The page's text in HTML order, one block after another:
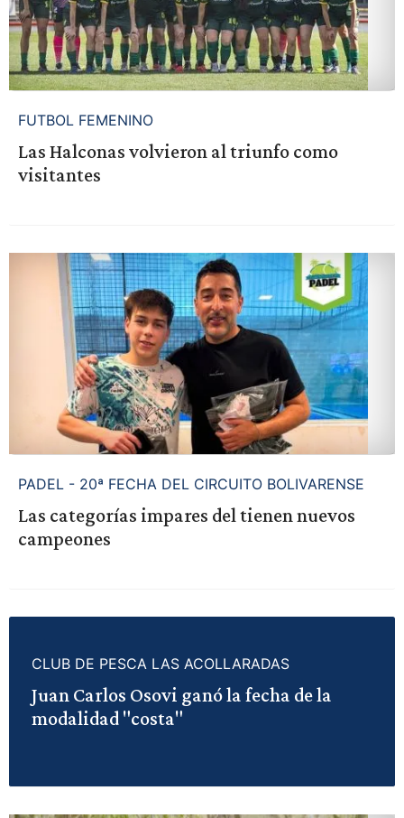
FUTBOL FEMENINO
Las Halconas volvieron al triunfo como
visitantes
PADEL - 20ª FECHA DEL CIRCUITO BOLIVARENSE
Las categorías impares del tienen nuevos
campeones
CLUB DE PESCA LAS ACOLLARADAS
Juan Carlos Osovi ganó la fecha de la
modalidad "costa"